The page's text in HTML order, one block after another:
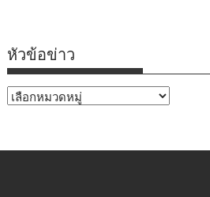
หัวข้อข่าว
หัวข้อ